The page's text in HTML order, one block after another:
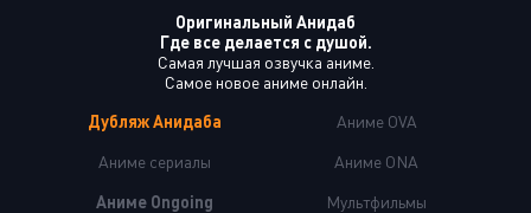
Оригинальный Анидаб
Где все делается с душой.
Самая лучшая озвучка аниме.
Самое новое аниме онлайн.
Дубляж Анидаба
Аниме сериалы
Аниме Ongoing
Аниме OVA
Аниме ONA
Мультфильмы